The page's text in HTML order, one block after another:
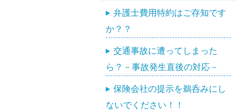
弁護士費用特約はご存知です
か？？
交通事故に遭ってしまった
ら？－事故発生直後の対応－
保険会社の提示を鵜呑みにし
ないでください！！